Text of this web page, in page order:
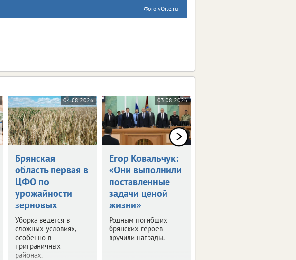
Фото vOrle.ru
04.08.2026
Брянская
область первая в
ЦФО по
урожайности
зерновых
Уборка ведется в
сложных условиях,
особенно в
приграничных
районах.
03.08.2026
Егор Ковальчук:
«Они выполнили
поставленные
задачи ценой
жизни»
Родным погибших
брянских героев
вручили награды.